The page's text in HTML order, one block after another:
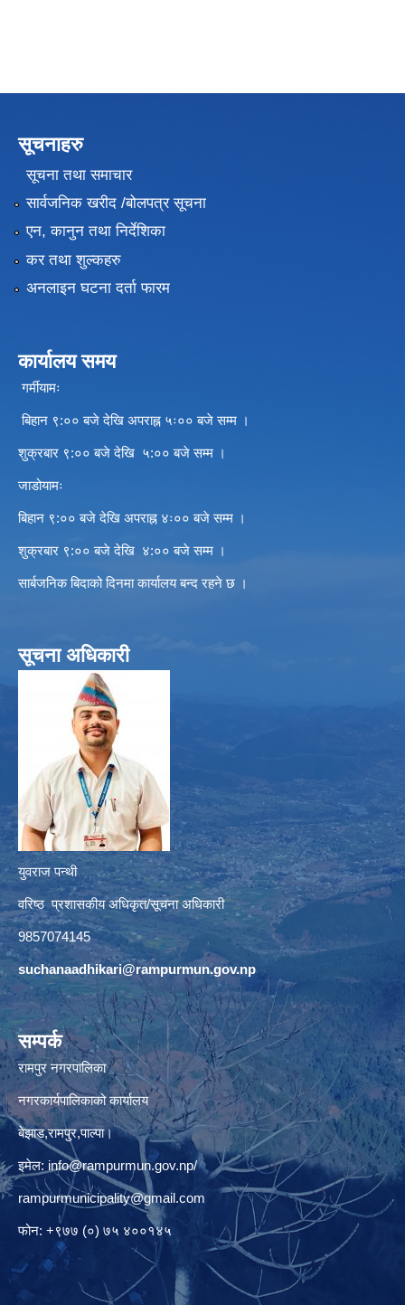
सूचनाहरु
सूचना तथा समाचार
सार्वजनिक खरीद /बोलपत्र सूचना
एन, कानुन तथा निर्देशिका
कर तथा शुल्कहरु
अनलाइन घटना दर्ता फारम
कार्यालय समय
गर्मीयामः
बिहान ९:०० बजे देखि अपराह्न ५ः०० बजे सम्म ।
शुक्रबार ९:०० बजे देखि ५:०० बजे सम्म ।
जाडोयामः
बिहान ९:०० बजे देखि अपराह्न ४ः०० बजे सम्म ।
शुक्रबार ९:०० बजे देखि ४:०० बजे सम्म ।
सार्बजनिक बिदाको दिनमा कार्यालय बन्द रहने छ ।
सूचना अधिकारी
युवराज पन्थी
वरिष्ठ प्रशासकीय अधिकृत/सूचना अधिकारी
9857074145
suchanaadhikari@rampurmun.gov.np
सम्पर्क
रामपुर नगरपालिका
नगरकार्यपालिकाको कार्यालय
बेझाड,रामपुर,पाल्पा।
इमेल: info@rampurmun.gov.np/
rampurmunicipality@gmail.com
फोन: +९७७ (०) ७५ ४००१४५